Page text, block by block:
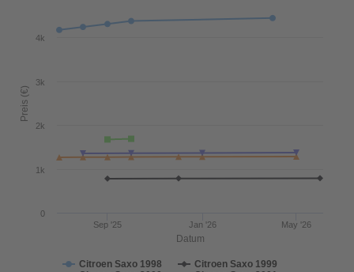
Datum
Preis (€)
Citroen Saxo 1998
Citroen Saxo 1999
Jan '26
Sep '25 May '26
0
1k
2k
3k
4k